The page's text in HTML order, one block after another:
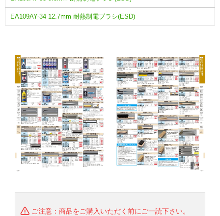
EA109AY-34 12.7mm 耐熱制電ブラシ(ESD)
ご注意：商品をご購入いただく前にご一読下さい。